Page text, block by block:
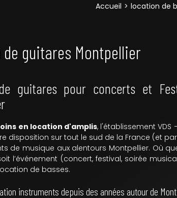
Accueil location de
guitares Montpellier
guitares pour concerts et
en location d'amplis, l'établissement VDS –
disposition sur tout le sud de la France (et
de musique aux alentours Montpellier. Où
l’événement (concert, festival, soirée
de basses.
instruments depuis des années autour de